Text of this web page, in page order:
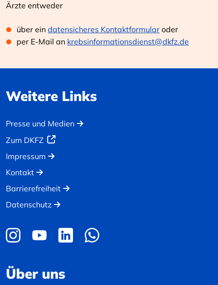
Ärzte entweder
über ein datensicheres Kontaktformular oder
per E-Mail an krebsinformationsdienst@dkfz.de
Weitere Links
Presse und Medien
Zum DKFZ
Impressum
Kontakt
Barrierefreiheit
Datenschutz
Über uns